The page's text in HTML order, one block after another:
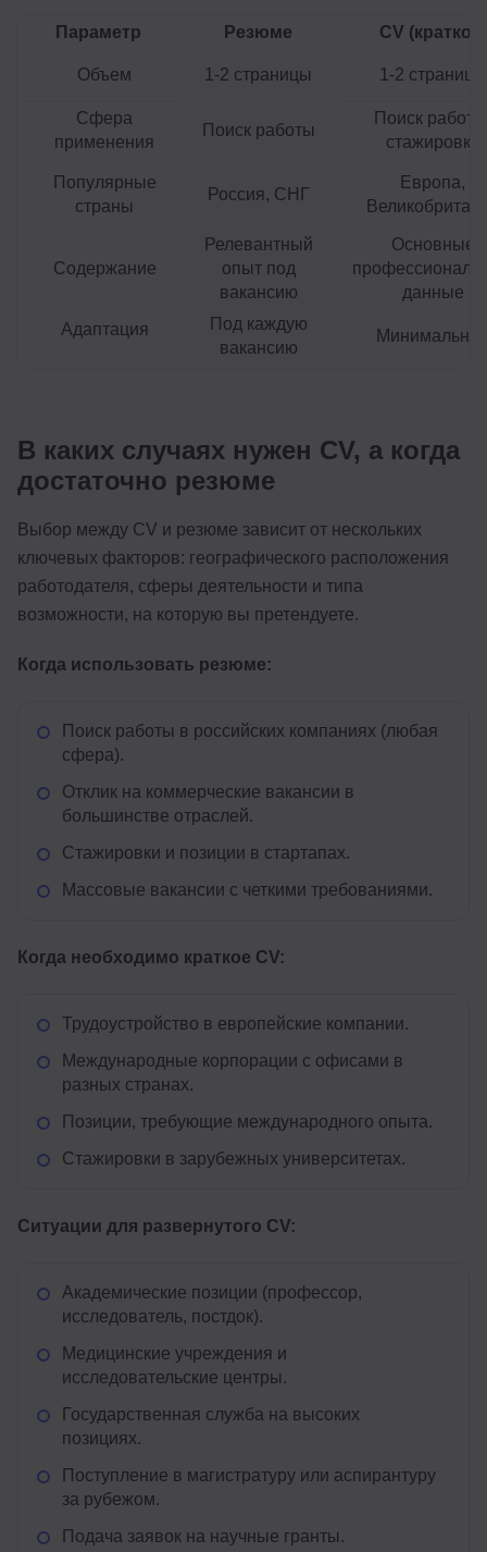
Параметр Резюме CV (краткое)
Объем 1-2 страницы 1-2 страницы
Сфера
применения
Поиск работы
Поиск
стажировки
Популярные
страны
Россия, СНГ
Европа,
Содержание
Релевантный
опыт под
вакансию
Основные
данные
Адаптация
Под каждую
вакансию
В каких случаях нужен CV, а когда
достаточно резюме
Выбор между CV и резюме зависит от нескольких
ключевых факторов: географического расположения
работодателя, сферы деятельности и типа
возможности, на которую вы претендуете.
Когда использовать резюме:
Поиск работы в российских компаниях (любая
сфера).
Отклик на коммерческие вакансии в
большинстве отраслей.
Стажировки и позиции в стартапах.
Массовые вакансии с четкими требованиями.
Когда необходимо краткое CV:
Трудоустройство в европейские компании.
Международные корпорации с офисами в
разных странах.
Позиции, требующие международного опыта.
Стажировки в зарубежных университетах.
Ситуации для развернутого CV:
Академические позиции (профессор,
исследователь, постдок).
Медицинские учреждения и
исследовательские центры.
Государственная служба на высоких
позициях.
Поступление в магистратуру или аспирантуру
за рубежом.
Подача заявок на научные гранты.